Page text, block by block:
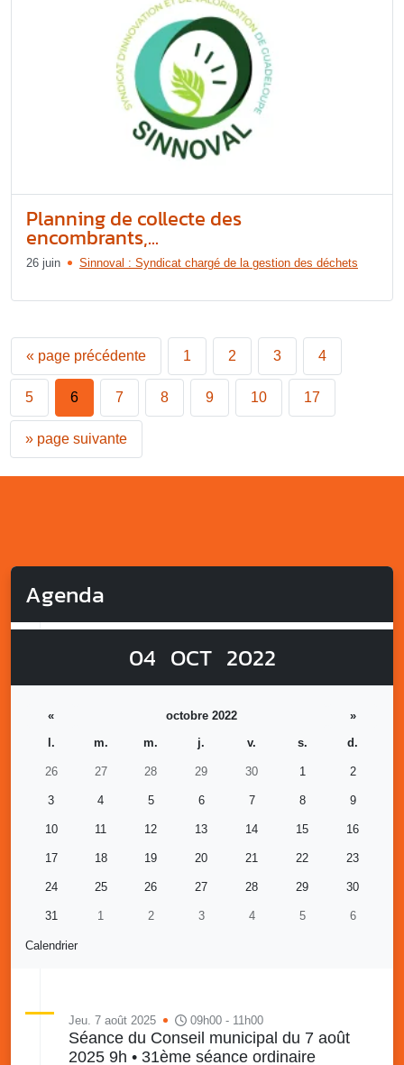
Planning de collecte des
encombrants,...
26 juin Sinnoval : Syndicat chargé de la gestion des déchets
« page précédente 1 2 3 4
5 6 7 8 9 10 17
» page suivante
Agenda
04 OCT 2022
Calendrier
« octobre 2022
»
l.
m. m. j. v. s. d.
26 27 28 29 30 1 2
3 4 5 6 7 8 9
10 11 12 13 14 15 16
17 18 19 20 21 22 23
24 25 26 27 28 29 30
31 1 2 3 4 5 6
Jeu. 7 août 2025 09h00 - 11h00
Séance du Conseil municipal du 7 août
2025 9h • 31ème séance ordinaire